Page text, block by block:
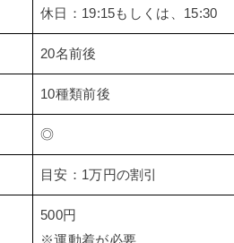
休日：19:15もしくは、15:30
20名前後
10種類前後
◎
目安：1万円の割引
500円
※運動着が必要